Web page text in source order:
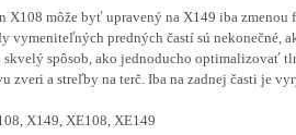
X108 môže byť upravený na X149 iba zmenou
vymeniteľných predných častí sú nekonečné,
skvelý spôsob, ako jednoducho optimalizovať
zveri a streľby na terč. Iba na zadnej časti je
X149, XE108, XE149